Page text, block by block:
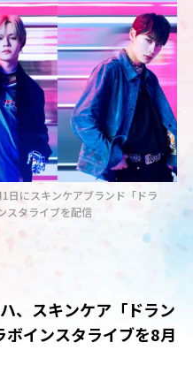
日にスキンケアブランド「ドラ
スタライブを配信
、スキンケア「ドラン
インスタライブを8月